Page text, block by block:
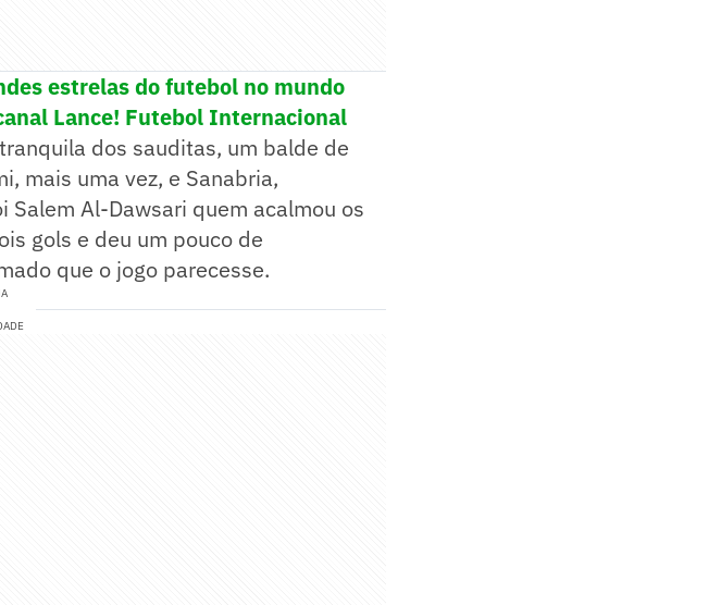
estrelas do futebol no mundo
Lance! Futebol Internacional
dos sauditas, um balde de
mais uma vez, e Sanabria,
Salem Al-Dawsari quem acalmou os
gols e deu um pouco de
que o jogo parecesse.